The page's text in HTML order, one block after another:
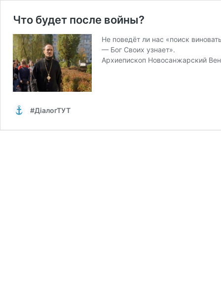
Что будет после войны?
Не поведёт ли нас «поиск
— Бог Своих узнает».
Архиепископ Новосанжарский
#ДіалогТУТ